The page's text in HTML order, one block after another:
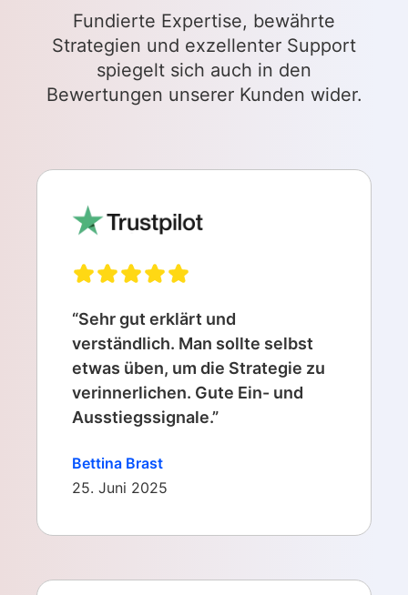
Fundierte Expertise, bewährte
Strategien und exzellenter Support
spiegelt sich auch in den
Bewertungen unserer Kunden wider.
“Sehr gut erklärt und
verständlich. Man sollte selbst
etwas üben, um die Strategie zu
verinnerlichen. Gute Ein- und
Ausstiegssignale.”
Bettina Brast
25. Juni 2025